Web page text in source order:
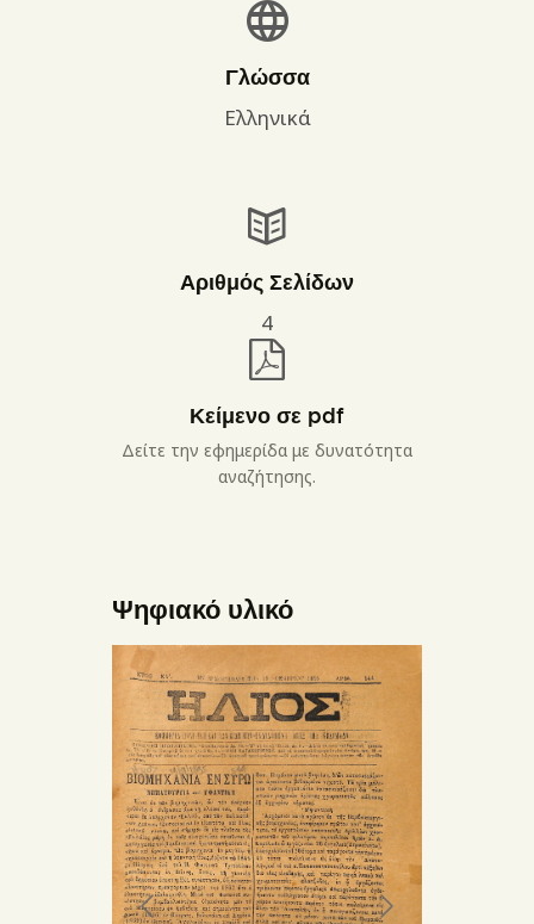
Γλώσσα
Ελληνικά
Αριθμός Σελίδων
4
Κείμενο σε pdf
Δείτε την εφημερίδα με δυνατότητα
αναζήτησης.
Ψηφιακό υλικό